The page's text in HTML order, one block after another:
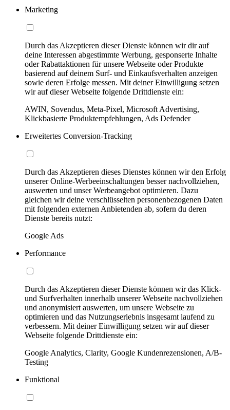
Marketing
Durch das Akzeptieren dieser Dienste können wir dir auf
deine Interessen abgestimmte Werbung, gesponserte Inhalte
oder Rabattaktionen für unsere Webseite oder Produkte
basierend auf deinem Surf- und Einkaufsverhalten anzeigen
sowie deren Erfolge messen. Mit deiner Einwilligung setzen
wir auf dieser Webseite folgende Drittdienste ein:
AWIN, Sovendus, Meta-Pixel, Microsoft Advertising,
Klickbasierte Produktempfehlungen, Ads Defender
Erweitertes Conversion-Tracking
Durch das Akzeptieren dieses Dienstes können wir den Erfolg
unserer Online-Werbeeinschaltungen besser nachvollziehen,
auswerten und unser Werbeangebot optimieren. Dazu
gleichen wir deine verschlüsselten personenbezogenen Daten
mit folgenden externen Anbietenden ab, sofern du deren
Dienste bereits nutzt:
Google Ads
Performance
Durch das Akzeptieren dieser Dienste können wir das Klick-
und Surfverhalten innerhalb unserer Webseite nachvollziehen
und anonymisiert auswerten, um unsere Webseite zu
optimieren und das Nutzungserlebnis insgesamt laufend zu
verbessern. Mit deiner Einwilligung setzen wir auf dieser
Webseite folgende Drittdienste ein:
Google Analytics, Clarity, Google Kundenrezensionen, A/B-
Testing
Funktional